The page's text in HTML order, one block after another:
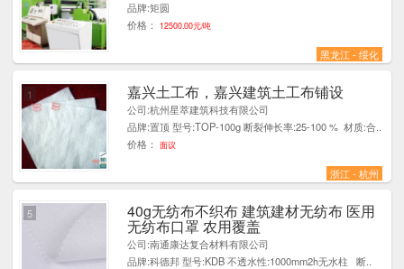
品牌:矩圆
价格：
12500.00元/吨
黑龙江 - 绥化
嘉兴土工布，嘉兴建筑土工布铺设
公司:杭州星萃建筑科技有限公司
品牌:置顶 型号:TOP-100g 断裂伸长率:25-100 % 材质:合..
价格：
面议
浙江 - 杭州
1
40g无纺布不织布 建筑建材无纺布 医用
无纺布口罩 农用覆盖
公司:南通康达复合材料有限公司
品牌:科德邦 型号:KDB 不透水性:1000mm2h无水柱 断..
5